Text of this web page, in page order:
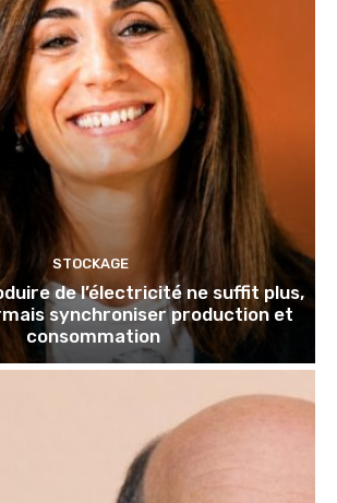
STOCKAGE
de l’électricité ne suffit plus,
synchroniser production et
consommation